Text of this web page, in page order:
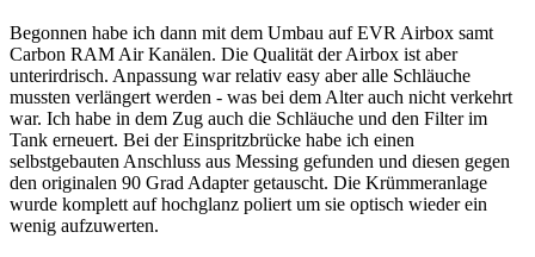
Begonnen habe ich dann mit dem Umbau auf EVR Airbox samt
Carbon RAM Air Kanälen. Die Qualität der Airbox ist aber
unterirdrisch. Anpassung war relativ easy aber alle Schläuche
mussten verlängert werden - was bei dem Alter auch nicht verkehrt
war. Ich habe in dem Zug auch die Schläuche und den Filter im
Tank erneuert. Bei der Einspritzbrücke habe ich einen
selbstgebauten Anschluss aus Messing gefunden und diesen gegen
den originalen 90 Grad Adapter getauscht. Die Krümmeranlage
wurde komplett auf hochglanz poliert um sie optisch wieder ein
wenig aufzuwerten.